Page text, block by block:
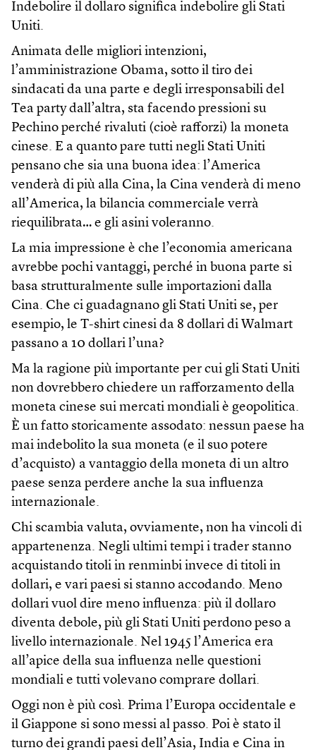
Indebolire il dollaro significa indebolire gli Stati
Uniti.
Animata delle migliori intenzioni,
l’amministrazione Obama, sotto il tiro dei
sindacati da una parte e degli irresponsabili del
Tea party dall’altra, sta facendo pressioni su
Pechino perché rivaluti (cioè rafforzi) la moneta
cinese. E a quanto pare tutti negli Stati Uniti
pensano che sia una buona idea: l’America
venderà di più alla Cina, la Cina venderà di meno
all’America, la bilancia commerciale verrà
riequilibrata… e gli asini voleranno.
La mia impressione è che l’economia americana
avrebbe pochi vantaggi, perché in buona parte si
basa strutturalmente sulle importazioni dalla
Cina. Che ci guadagnano gli Stati Uniti se, per
esempio, le T-shirt cinesi da 8 dollari di Walmart
passano a 10 dollari l’una?
Ma la ragione più importante per cui gli Stati Uniti
non dovrebbero chiedere un rafforzamento della
moneta cinese sui mercati mondiali è geopolitica.
È un fatto storicamente assodato: nessun paese ha
mai indebolito la sua moneta (e il suo potere
d’acquisto) a vantaggio della moneta di un altro
paese senza perdere anche la sua influenza
internazionale.
Chi scambia valuta, ovviamente, non ha vincoli di
appartenenza. Negli ultimi tempi i trader stanno
acquistando titoli in renminbi invece di titoli in
dollari, e vari paesi si stanno accodando. Meno
dollari vuol dire meno influenza: più il dollaro
diventa debole, più gli Stati Uniti perdono peso a
livello internazionale. Nel 1945 l’America era
all’apice della sua influenza nelle questioni
mondiali e tutti volevano comprare dollari.
Oggi non è più così. Prima l’Europa occidentale e
il Giappone si sono messi al passo. Poi è stato il
turno dei grandi paesi dell’Asia, India e Cina in